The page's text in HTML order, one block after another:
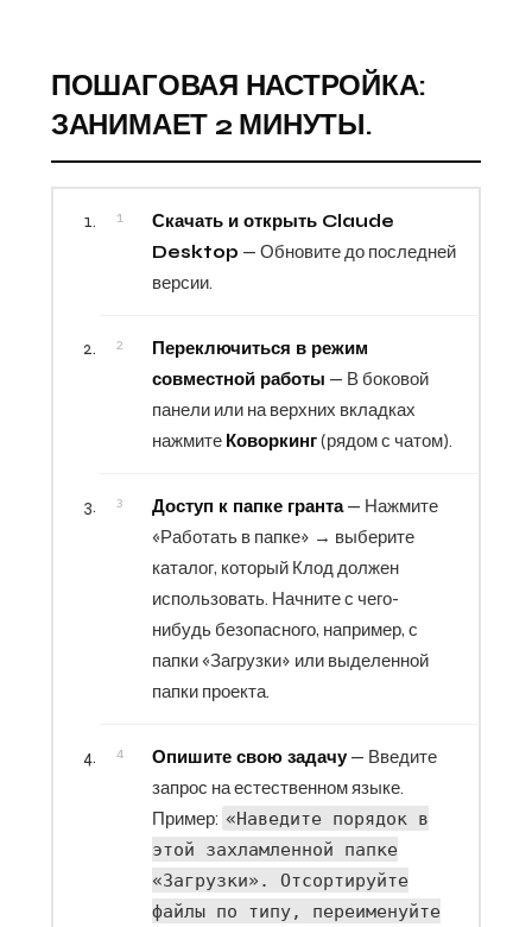
ПОШАГОВАЯ НАСТРОЙКА:
ЗАНИМАЕТ 2 МИНУТЫ.
Скачать и открыть Claude
Desktop — Обновите до последней
версии.
Переключиться в режим
совместной работы — В боковой
панели или на верхних вкладках
нажмите Коворкинг(рядом с чатом).
Доступ к папке гранта— Нажмите
«Работать в папке» → выберите
каталог, который Клод должен
использовать. Начните с чего-
нибудь безопасного, например, с
папки «Загрузки» или выделенной
папки проекта.
Опишите свою задачу — Введите
запрос на естественном языке.
Пример: «Наведите порядок в
этой захламленной папке
«Загрузки». Отсортируйте
файлы по типу, переименуйте